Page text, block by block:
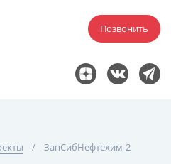
Позвонить
ЗапСибНефтехим-2